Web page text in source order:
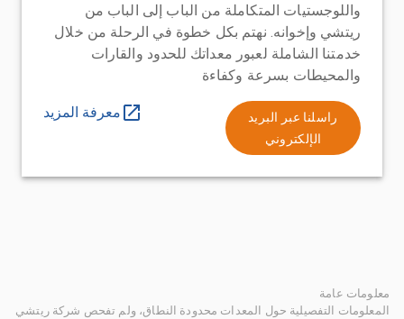
واللوجستيات المتكاملة من الباب إلى الباب من
ريتشي وإخوانه. نهتم بكل خطوة في الرحلة من خلال
خدمتنا الشاملة لعبور معداتك للحدود والقارات
والمحيطات بسرعة وكفاءة
راسلنا عبر البريد
الإلكتروني
معرفة المزيد
معلومات عامة
المعلومات التفصيلية حول المعدات محدودة النطاق، ولم تفحص شركة ريتشي